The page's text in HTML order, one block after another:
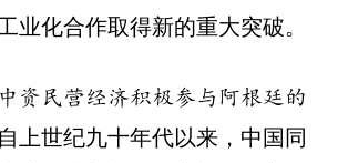
业化合作取得新的重大突破。
资民营经济积极参与阿根廷的
自上世纪九十年代以来，中国同